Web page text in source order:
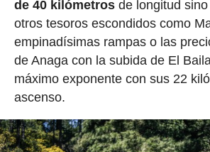
de 40 kilómetrosde longitud
otros tesoros escondidos como
empinadísimas rampas o las
de Anaga con la subida de El
máximo exponente con sus 22
ascenso.